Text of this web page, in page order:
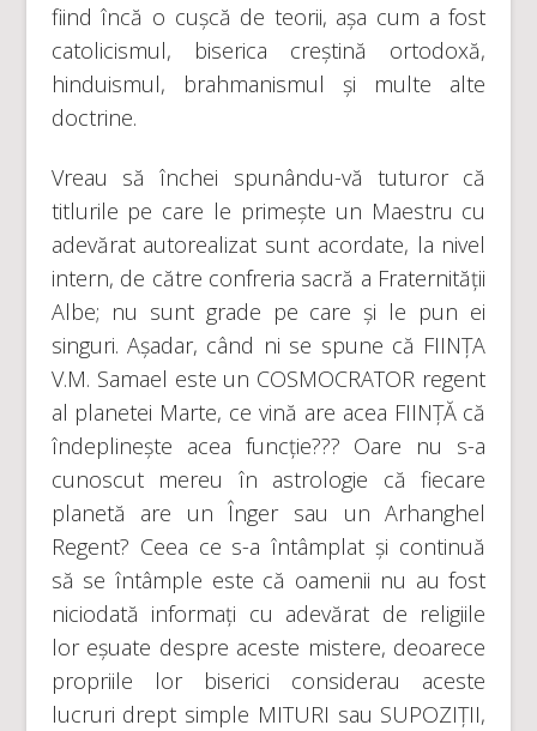
fiind încă o cușcă de teorii, așa cum a fost
catolicismul, biserica creștină ortodoxă,
hinduismul, brahmanismul și multe alte
doctrine.
Vreau să închei spunându-vă tuturor că
titlurile pe care le primește un Maestru cu
adevărat autorealizat sunt acordate, la nivel
intern, de către confreria sacră a Fraternității
Albe; nu sunt grade pe care și le pun ei
singuri. Așadar, când ni se spune că FIINȚA
V.M. Samael este un COSMOCRATOR regent
al planetei Marte, ce vină are acea FIINȚĂ că
îndeplinește acea funcție??? Oare nu s-a
cunoscut mereu în astrologie că fiecare
planetă are un Înger sau un Arhanghel
Regent? Ceea ce s-a întâmplat și continuă
să se întâmple este că oamenii nu au fost
niciodată informați cu adevărat de religiile
lor eșuate despre aceste mistere, deoarece
propriile lor biserici considerau aceste
lucruri drept simple MITURI sau SUPOZIȚII,